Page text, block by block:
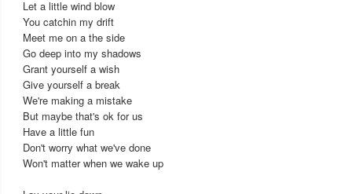
Let a little wind blow
You catchin my drift
Meet me on a the side
Go deep into my shadows
Grant yourself a wish
Give yourself a break
We're making a mistake
But maybe that's ok for us
Have a little fun
Don't worry what we've done
Won't matter when we wake up